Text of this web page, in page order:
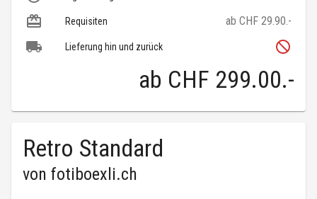
Requisiten ab CHF 29.90.-
Lieferung hin und zurück
ab CHF 299.00.-
Retro Standard
von fotiboexli.ch